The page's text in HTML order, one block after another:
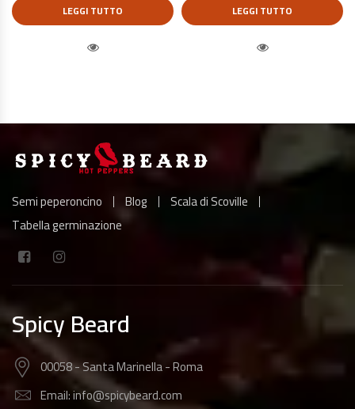
LEGGI TUTTO LEGGI TUTTO
Semi peperoncino Blog
Scala di Scoville
Tabella germinazione
Spicy Beard
00058 - Santa Marinella - Roma
Email: info@spicybeard.com